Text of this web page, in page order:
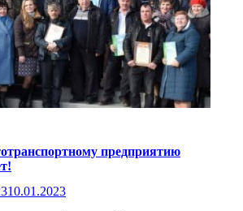
предприятию
10.01.2023